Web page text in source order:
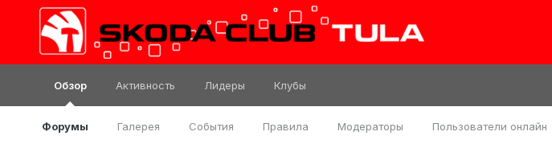
Обзор
Форумы Галерея События Правила Модераторы Пользователи онлайн
Активность Лидеры Клубы